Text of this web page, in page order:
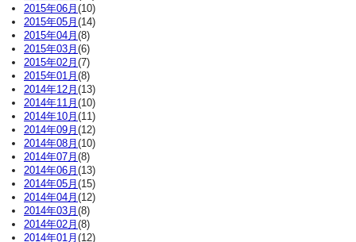
2015年06月 (10)
2015年05月 (14)
2015年04月 (8)
2015年03月 (6)
2015年02月 (7)
2015年01月 (8)
2014年12月 (13)
2014年11月 (10)
2014年10月 (11)
2014年09月 (12)
2014年08月 (10)
2014年07月 (8)
2014年06月 (13)
2014年05月 (15)
2014年04月 (12)
2014年03月 (8)
2014年02月 (8)
2014年01月 (12)